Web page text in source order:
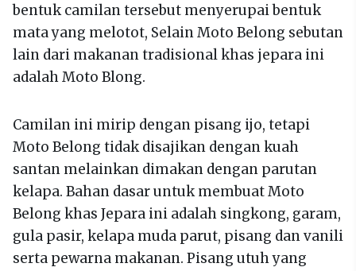
bentuk camilan tersebut menyerupai bentuk
mata yang melotot, Selain Moto Belong sebutan
lain dari makanan tradisional khas jepara ini
adalah Moto Blong.
Camilan ini mirip dengan pisang ijo, tetapi
Moto Belong tidak disajikan dengan kuah
santan melainkan dimakan dengan parutan
kelapa. Bahan dasar untuk membuat Moto
Belong khas Jepara ini adalah singkong, garam,
gula pasir, kelapa muda parut, pisang dan vanili
serta pewarna makanan. Pisang utuh yang